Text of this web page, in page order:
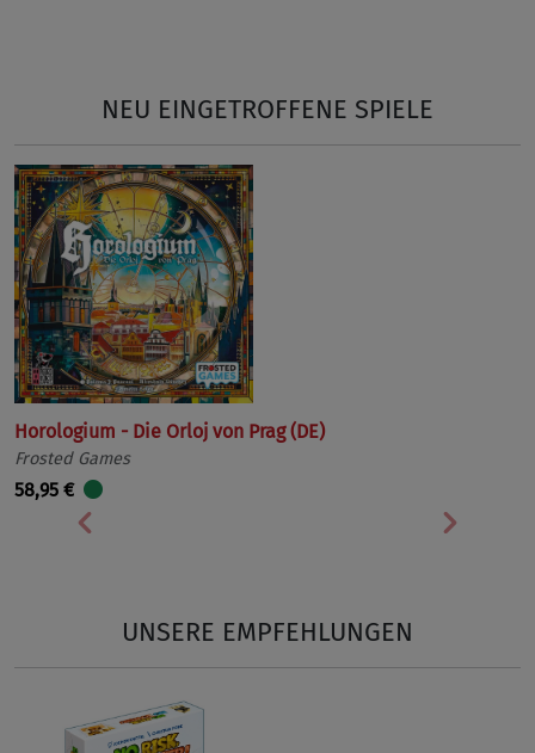
NEU EINGETROFFENE SPIELE
Horologium - Die Orloj von Prag (DE)
Frosted Games
58,95 €
Vorherige
UNSERE EMPFEHLUNGEN